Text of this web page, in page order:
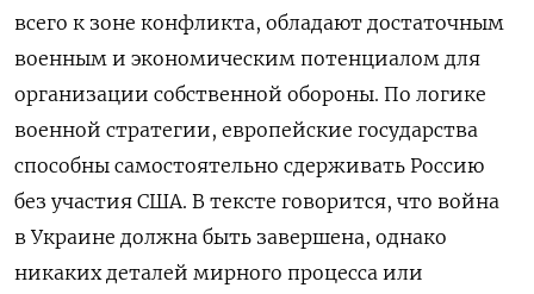
всего к зоне конфликта, обладают достаточным
военным и экономическим потенциалом для
организации собственной обороны. По логике
военной стратегии, европейские государства
способны самостоятельно сдерживать Россию
без участия США. В тексте говорится, что война
в Украине должна быть завершена, однако
никаких деталей мирного процесса или